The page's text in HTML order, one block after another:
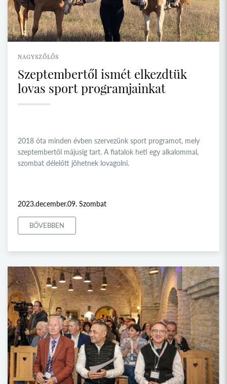
NAGYSZŐLŐS
Szeptembertől ismét elkezdtük
lovas sport programjainkat
2018 óta minden évben szervezünk sport programot, mely
szeptembertől májusig tart. A fiatalok heti egy alkalommal,
szombat délelőtt jöhetnek lovagolni.
2023.december.09. Szombat
BŐVEBBEN